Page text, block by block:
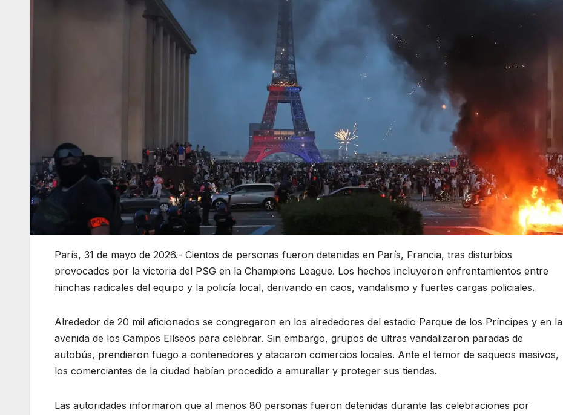
París, 31 de mayo de 2026.- Cientos de personas fueron detenidas en París, Francia, tras disturbios
provocados por la victoria del PSG en la Champions League. Los hechos incluyeron enfrentamientos entre
hinchas radicales del equipo y la policía local, derivando en caos, vandalismo y fuertes cargas policiales.
Alrededor de 20 mil aficionados se congregaron en los alrededores del estadio Parque de los Príncipes y en la
avenida de los Campos Elíseos para celebrar. Sin embargo, grupos de ultras vandalizaron paradas de
autobús, prendieron fuego a contenedores y atacaron comercios locales. Ante el temor de saqueos masivos,
los comerciantes de la ciudad habían procedido a amurallar y proteger sus tiendas.
Las autoridades informaron que al menos 80 personas fueron detenidas durante las celebraciones por